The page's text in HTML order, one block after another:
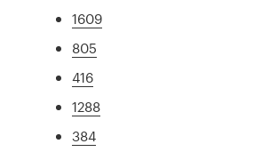
1609
805
416
1288
384